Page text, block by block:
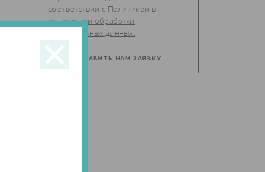
соответствии с Политикой в
отношении обработки
персональных данных.